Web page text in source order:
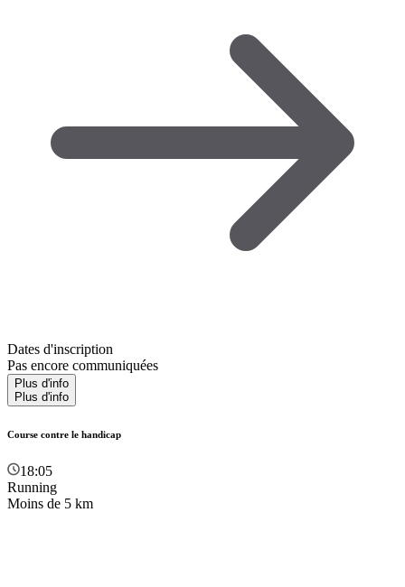
Dates d'inscription
Pas encore communiquées
Plus d'info
Plus d'info
Course contre le handicap
18:05
Running
Moins de 5 km